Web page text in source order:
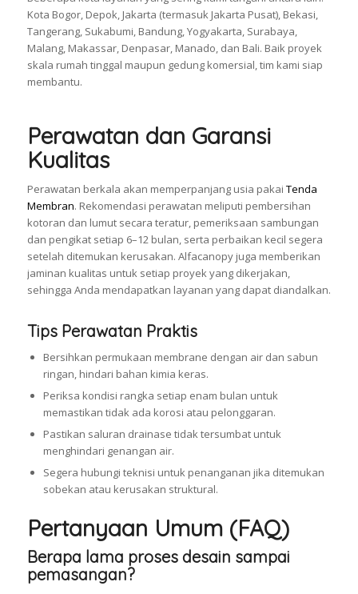
Kota Bogor, Depok, Jakarta (termasuk Jakarta Pusat), Bekasi,
Tangerang, Sukabumi, Bandung, Yogyakarta, Surabaya,
Malang, Makassar, Denpasar, Manado, dan Bali. Baik proyek
skala rumah tinggal maupun gedung komersial, tim kami siap
membantu.
Perawatan dan Garansi
Kualitas
Perawatan berkala akan memperpanjang usia pakai Tenda
Membran. Rekomendasi perawatan meliputi pembersihan
kotoran dan lumut secara teratur, pemeriksaan sambungan
dan pengikat setiap 6–12 bulan, serta perbaikan kecil segera
setelah ditemukan kerusakan. Alfacanopy juga memberikan
jaminan kualitas untuk setiap proyek yang dikerjakan,
sehingga Anda mendapatkan layanan yang dapat diandalkan.
Tips Perawatan Praktis
Bersihkan permukaan membrane dengan air dan sabun
ringan, hindari bahan kimia keras.
Periksa kondisi rangka setiap enam bulan untuk
memastikan tidak ada korosi atau pelonggaran.
Pastikan saluran drainase tidak tersumbat untuk
menghindari genangan air.
Segera hubungi teknisi untuk penanganan jika ditemukan
sobekan atau kerusakan struktural.
Pertanyaan Umum (FAQ)
Berapa lama proses desain sampai
pemasangan?